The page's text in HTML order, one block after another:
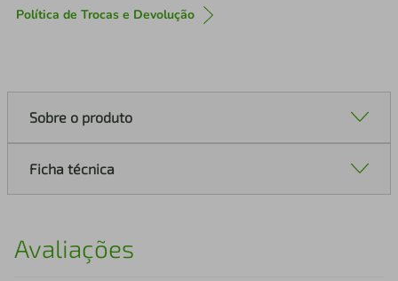
Política de Trocas e Devolução
Sobre o produto
Ficha técnica
Avaliações